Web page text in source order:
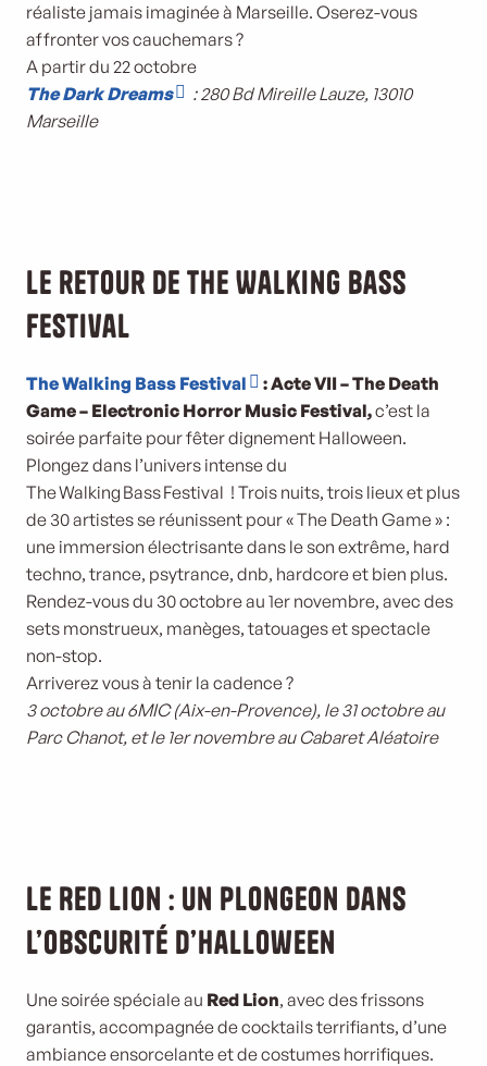
réaliste jamais imaginée à Marseille. Oserez-vous
affronter vos cauchemars ?
A partir du 22 octobre
The Dark Dreams
: 280 Bd Mireille Lauze, 13010
Marseille
Le retour de The Walking Bass
Festival
The Walking Bass Festival
: Acte VII – The Death
Game – Electronic Horror Music Festival,c’est la
soirée parfaite pour fêter dignement Halloween.
Plongez dans l’univers intense du
The Walking Bass Festival ! Trois nuits, trois lieux et plus
de 30 artistes se réunissent pour « The Death Game » :
une immersion électrisante dans le son extrême, hard
techno, trance, psytrance, dnb, hardcore et bien plus.
Rendez-vous du 30 octobre au 1er novembre, avec des
sets monstrueux, manèges, tatouages et spectacle
non-stop.
Arriverez vous à tenir la cadence ?
3 octobre au 6MIC (Aix-en-Provence), le 31 octobre au
Parc Chanot, et le 1er novembre au Cabaret Aléatoire
Le Red Lion : un plongeon dans
l’obscurité d’Halloween
Une soirée spéciale au Red Lion, avec des frissons
garantis, accompagnée de cocktails terrifiants, d’une
ambiance ensorcelante et de costumes horrifiques.